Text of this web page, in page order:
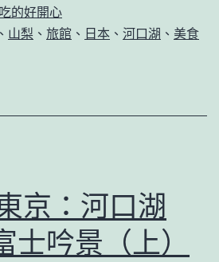
京：
湖
富
士
吟
吃的好開心
、 山梨 、 旅館 、 日本 、 河口湖 、 美食
京：河口湖
士吟景（上）